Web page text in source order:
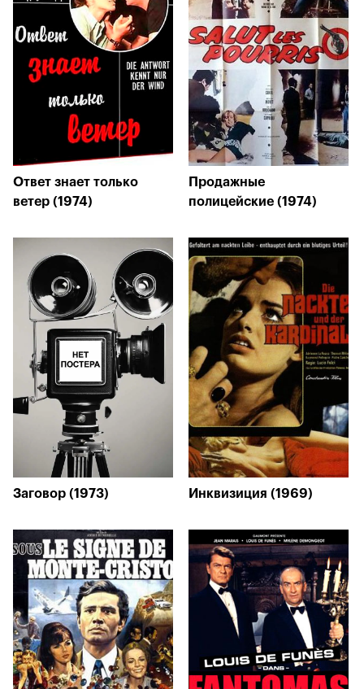
Ответ знает только
ветер (1974)
Продажные
полицейские (1974)
Заговор (1973) Инквизиция (1969)